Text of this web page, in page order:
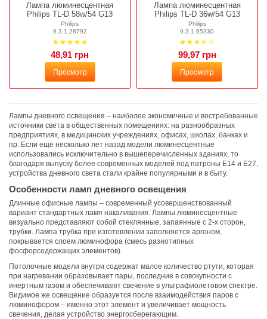
Лампа люминесцентная
Philips TL-D 58w/54 G13
Philips
9.3.1.28792
48,91 грн
Просмотр
Лампа люминесцентная
Philips TL-D 36w/54 G13
Philips
9.3.1.65330
99,97 грн
Просмотр
Лампы дневного освещения – наиболее экономичные и востребованные
источники света в общественных помещениях: на разнообразных
предприятиях, в медицинских учреждениях, офисах, школах, банках и
пр. Если еще несколько лет назад модели люминесцентные
использовались исключительно в вышеперечисленных зданиях, то
благодаря выпуску более современных моделей под патроны Е14 и Е27,
устройства дневного света стали крайне популярными и в быту.
Особенности ламп дневного освещения
Длинные офисные лампы – современный усовершенствованный
вариант стандартных ламп накаливания. Лампы люминесцентные
визуально представляют собой стеклянные, запаянные с 2-х сторон,
трубки. Лампа трубка при изготовлении заполняется аргоном,
покрывается слоем люминофора (смесь разнотипных
фосфорсодержащих элементов).
Потолочные модели внутри содержат малое количество ртути, которая
при нагревании образовывает пары, последние в совокупности с
инертным газом и обеспечивают свечение в ультрафиолетовом спектре.
Видимое же освещение образуется после взаимодействия паров с
люминофором – именно этот элемент и увеличивает мощность
свечения, делая устройство энергосберегающим.